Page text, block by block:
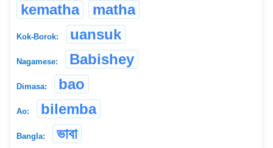
kematha
matha
Kok-Borok: uansuk
Nagamese: Babishey
Dimasa: bao
Ao: bilemba
Bangla: ভাবা